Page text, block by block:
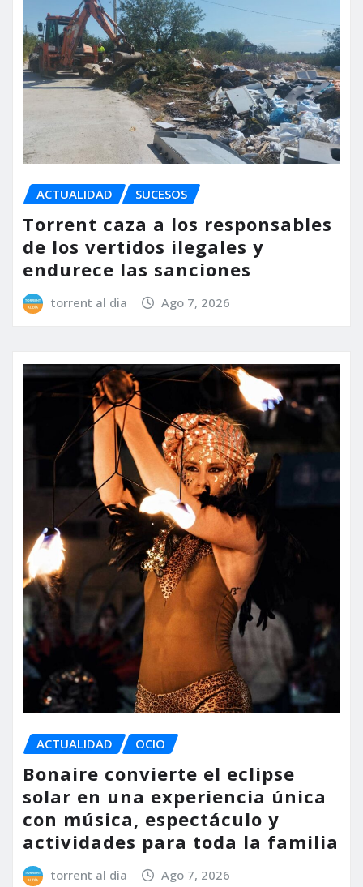
ACTUALIDAD SUCESOS
Torrent caza a los responsables
de los vertidos ilegales y
endurece las sanciones
torrent al dia Ago 7, 2026
ACTUALIDAD OCIO
Bonaire convierte el eclipse
solar en una experiencia única
con música, espectáculo y
actividades para toda la familia
torrent al dia Ago 7, 2026